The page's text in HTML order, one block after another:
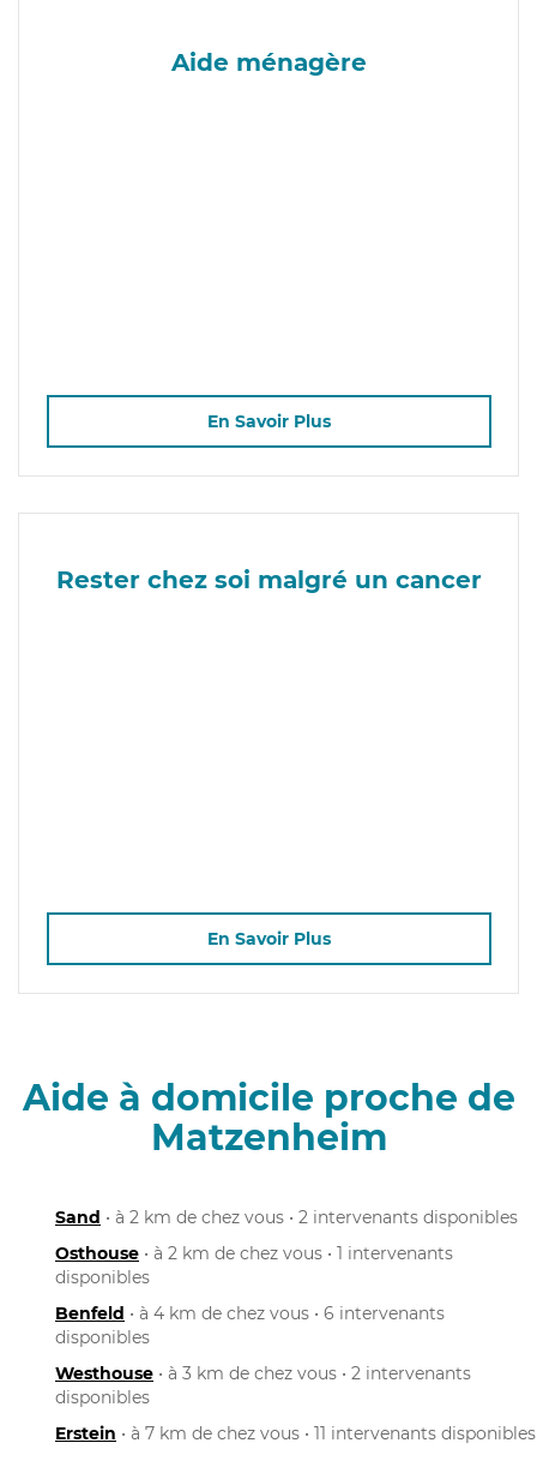
Aide ménagère
En Savoir Plus
Rester chez soi malgré un cancer
En Savoir Plus
Aide à domicile proche de
Matzenheim
Sand • à 2 km de chez vous • 2 intervenants disponibles
Osthouse • à 2 km de chez vous • 1 intervenants
disponibles
Benfeld • à 4 km de chez vous • 6 intervenants
disponibles
Westhouse • à 3 km de chez vous • 2 intervenants
disponibles
Erstein • à 7 km de chez vous • 11 intervenants disponibles